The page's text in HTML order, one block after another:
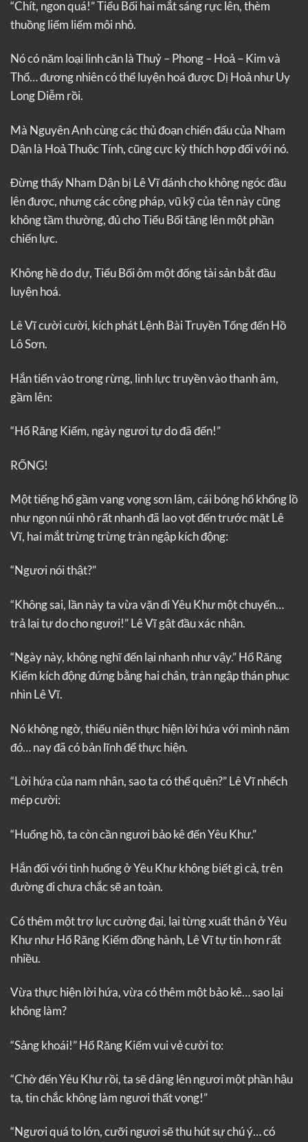
“Chít, ngon quá!” Tiểu Bối hai mắt sáng rực lên, thèm
thuồng liếm liếm môi nhỏ.
Nó có năm loại linh căn là Thuỷ – Phong – Hoả – Kim và
Thổ… đương nhiên có thể luyện hoá được Dị Hoả như Uy
Long Diễm rồi.
Mà Nguyên Anh cùng các thủ đoạn chiến đấu của Nham
Dận là Hoả Thuộc Tính, cũng cực kỳ thích hợp đối với nó.
Đừng thấy Nham Dận bị Lê Vĩ đánh cho không ngóc đầu
lên được, nhưng các công pháp, vũ kỹ của tên này cũng
không tầm thường, đủ cho Tiểu Bối tăng lên một phần
chiến lực.
Không hề do dự, Tiểu Bối ôm một đống tài sản bắt đầu
luyện hoá.
Lê Vĩ cười cười, kích phát Lệnh Bài Truyền Tống đến Hồ
Lô Sơn.
Hắn tiến vào trong rừng, linh lực truyền vào thanh âm,
gầm lên:
“Hổ Răng Kiếm, ngày ngươi tự do đã đến!”
RỐNG!
Một tiếng hổ gầm vang vọng sơn lâm, cái bóng hổ khổng lồ
như ngọn núi nhỏ rất nhanh đã lao vọt đến trước mặt Lê
Vĩ, hai mắt trừng trừng tràn ngập kích động:
“Ngươi nói thật?”
“Không sai, lần này ta vừa vặn đi Yêu Khư một chuyến…
trả lại tự do cho ngươi!” Lê Vĩ gật đầu xác nhận.
“Ngày này, không nghĩ đến lại nhanh như vậy.” Hổ Răng
Kiếm kích động đứng bằng hai chân, tràn ngập thán phục
nhìn Lê Vĩ.
Nó không ngờ, thiếu niên thực hiện lời hứa với mình năm
đó… nay đã có bản lĩnh để thực hiện.
“Lời hứa của nam nhân, sao ta có thể quên?” Lê Vĩ nhếch
mép cười:
“Huống hồ, ta còn cần ngươi bảo kê đến Yêu Khư.”
Hắn đối với tình huống ở Yêu Khư không biết gì cả, trên
đường đi chưa chắc sẽ an toàn.
Có thêm một trợ lực cường đại, lại từng xuất thân ở Yêu
Khư như Hổ Răng Kiếm đồng hành, Lê Vĩ tự tin hơn rất
nhiều.
Vừa thực hiện lời hứa, vừa có thêm một bảo kê… sao lại
không làm?
“Sảng khoái!” Hổ Răng Kiếm vui vẻ cười to:
“Chờ đến Yêu Khư rồi, ta sẽ dâng lên ngươi một phần hậu
tạ, tin chắc không làm ngươi thất vọng!”
“Ngươi quá to lớn, cưỡi ngươi sẽ thu hút sự chú ý… có